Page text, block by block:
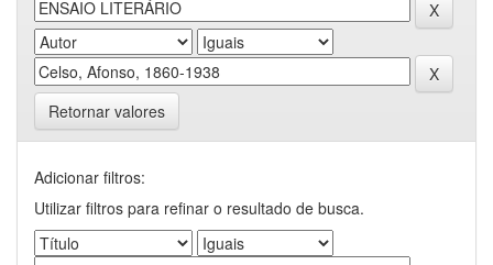
Retornar valores
Adicionar filtros:
Utilizar filtros para refinar o resultado de busca.